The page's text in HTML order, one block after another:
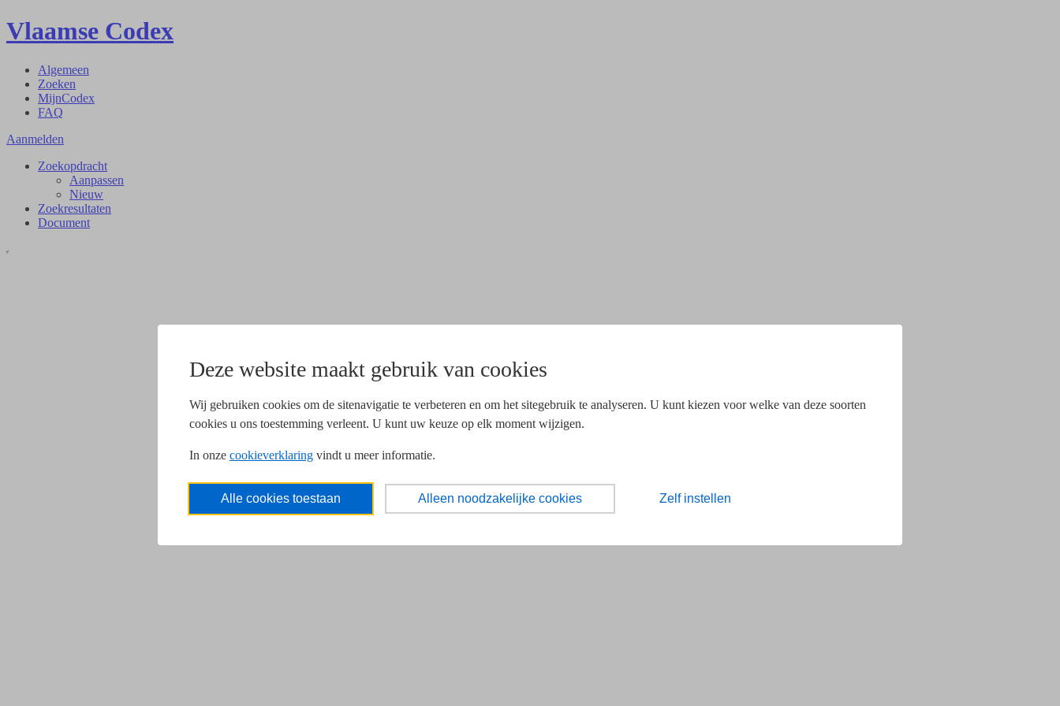
Deze website maakt gebruik van cookies
Wij gebruiken cookies om de sitenavigatie te verbeteren en om het sitegebruik te analyseren. U kunt kiezen voor welke van deze soorten
cookies u ons toestemming verleent. U kunt uw keuze op elk moment wijzigen.
In onze cookieverklaring vindt u meer informatie.
Alle cookies toestaan Alleen noodzakelijke cookies Zelf instellen
Vlaamse Codex
Algemeen
Zoeken
MijnCodex
FAQ
Aanmelden
Zoekopdracht
Aanpassen
Nieuw
Zoekresultaten
Document